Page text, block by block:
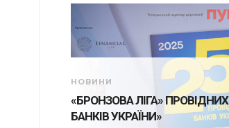
НОВИНИ
«БРОНЗОВА ЛІГА» ПРОВІДНИХ
БАНКІВ УКРАЇНИ»